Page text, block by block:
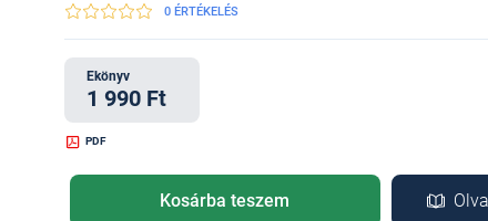
0 ÉRTÉKELÉS
Ekönyv
1 990 Ft
PDF
Kosárba teszem